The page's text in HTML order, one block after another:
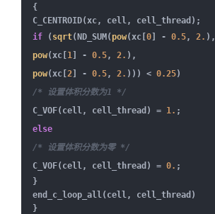
{
C_CENTROID(xc, cell, cell_thread);
if ( sqrt(ND_SUM(pow(xc[ 0 ] - 0.5, 2. ),
pow(xc[ 1 ] - 0.5, 2. ),
pow(xc[ 2 ] - 0.5, 2. ))) < 0.25)
/* 设置体积分数为1 */
C_VOF(cell, cell_thread) = 1. ;
else
/* 设置体积分数为零 */
C_VOF(cell, cell_thread) = 0. ;
}
end_c_loop_all(cell, cell_thread)
}